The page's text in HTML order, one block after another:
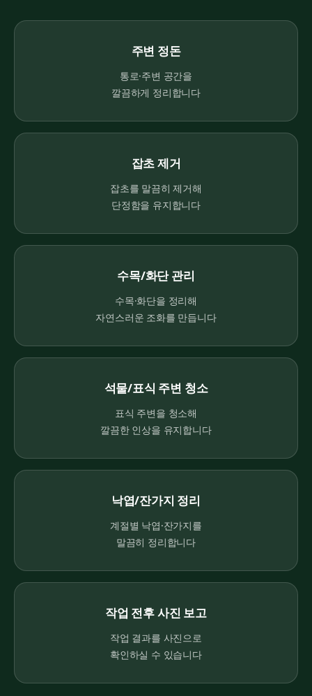
주변 정돈
통로·주변 공간을
깔끔하게 정리합니다
잡초 제거
잡초를 말끔히 제거해
단정함을 유지합니다
수목/화단 관리
수목·화단을 정리해
자연스러운 조화를 만듭니다
석물/표식 주변 청소
표식 주변을 청소해
깔끔한 인상을 유지합니다
낙엽/잔가지 정리
계절별 낙엽·잔가지를
말끔히 정리합니다
작업 전후 사진 보고
작업 결과를 사진으로
확인하실 수 있습니다